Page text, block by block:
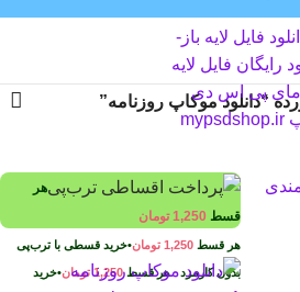
“دانلود موکاپ روزنامه”
هر
قسط 1,250 تومان
هر قسط 1,250 تومان•خرید قسطی با ترب‌پی
بدون کارمزدهر قسط1,250 تومان•خرید